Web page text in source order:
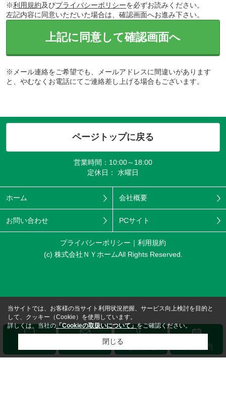
※利用規約及びプライバシーポリシーを必ずお読みください。
左記内容に同意いただいた場合は、確認画面へお進み下さい。
上記に同意して確認画面へ
※メール連絡をご希望でも、メールアドレスに間違いがあります
と、やむなくお電話にてご連絡差し上げる場合もございます。
ページトップに戻る
営業時間：10:00～18:00
定休日： 水曜日
ホーム 会社概要
お問い合わせ PCサイト
プライバシーポリシー
利用規約
(c) 株式会社ＮＹホームAll Rights Reserved.
来店予約
当サイトでは、お客様の当サイト利用状況把握、サービス向上検討を目的と
して、クッキー（Cookie）を使用しています。
詳しくは、当社の 「Cookieの取扱いについて」をご確認ください。
閉じる